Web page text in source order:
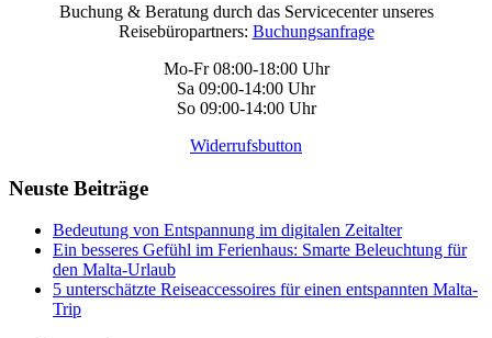
Buchung & Beratung durch das Servicecenter unseres
Reisebüropartners: Buchungsanfrage
Mo-Fr 08:00-18:00 Uhr
Sa 09:00-14:00 Uhr
So 09:00-14:00 Uhr
Widerrufsbutton
Neuste Beiträge
Bedeutung von Entspannung im digitalen Zeitalter
Ein besseres Gefühl im Ferienhaus: Smarte Beleuchtung für
den Malta-Urlaub
5 unterschätzte Reiseaccessoires für einen entspannten Malta-
Trip